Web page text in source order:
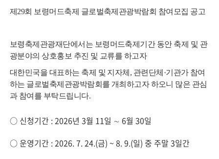
제29회 보령머드축제 글로벌축제관광박람회 참여모집 공고
보령축제관광재단에서는 보령머드축제기간 동안 축제 및 관
광분야의 상호홍보 추진 및 교류를 하고자
대한민국을 대표하는 축제 및 지자체, 관련단체·기관가 참여
하는 글로벌축제관광박람회를 개최 하고자하오니 많은 관심
과 참여를 부탁드립니다.
○ 신청기간 : 2026년 3월 11일 ∼ 6월 30일
○ 운영기간 : 2026. 7. 24.(금) ~ 8. 9.(일) 중 주말 3일간